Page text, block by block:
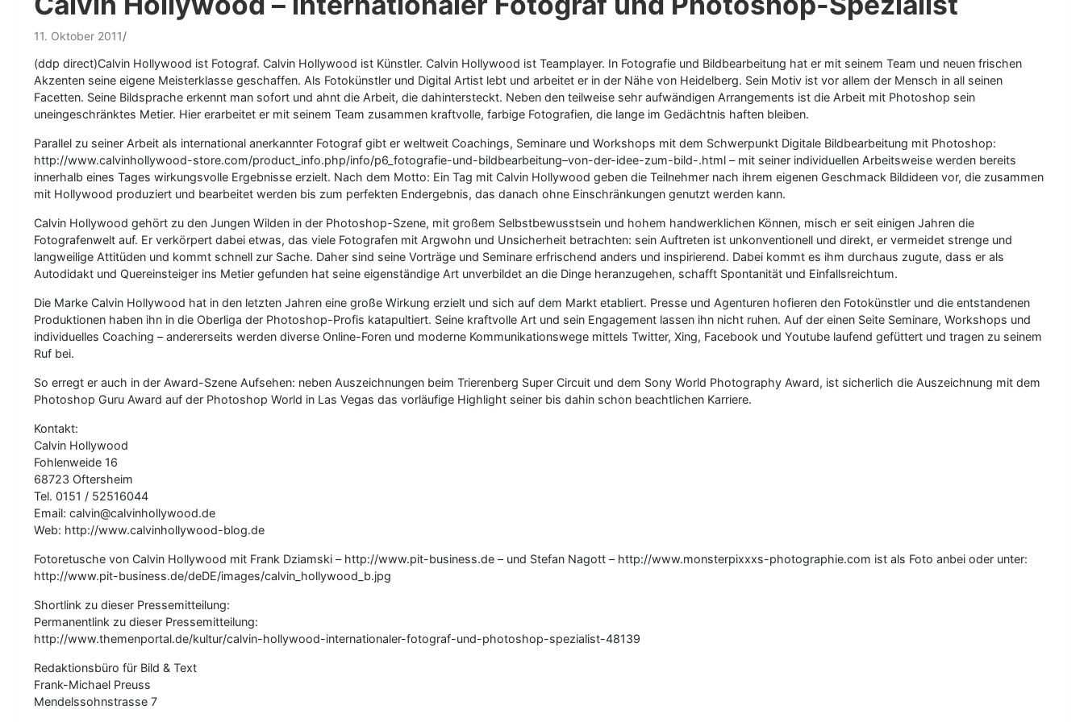
11. Oktober 2011
(ddp direct)Calvin Hollywood ist Fotograf. Calvin Hollywood ist Künstler. Calvin Hollywood ist Teamplayer. In Fotografie und Bildbearbeitung hat er mit seinem Team und neuen frischen
Akzenten seine eigene Meisterklasse geschaffen. Als Fotokünstler und Digital Artist lebt und arbeitet er in der Nähe von Heidelberg. Sein Motiv ist vor allem der Mensch in all seinen
Facetten. Seine Bildsprache erkennt man sofort und ahnt die Arbeit, die dahintersteckt. Neben den teilweise sehr aufwändigen Arrangements ist die Arbeit mit Photoshop sein
uneingeschränktes Metier. Hier erarbeitet er mit seinem Team zusammen kraftvolle, farbige Fotografien, die lange im Gedächtnis haften bleiben.
Parallel zu seiner Arbeit als international anerkannter Fotograf gibt er weltweit Coachings, Seminare und Workshops mit dem Schwerpunkt Digitale Bildbearbeitung mit Photoshop:
http://www.calvinhollywood-store.com/product_info.php/info/p6_fotografie-und-bildbearbeitung–von-der-idee-zum-bild-.html – mit seiner individuellen Arbeitsweise werden bereits
innerhalb eines Tages wirkungsvolle Ergebnisse erzielt. Nach dem Motto: Ein Tag mit Calvin Hollywood geben die Teilnehmer nach ihrem eigenen Geschmack Bildideen vor, die zusammen
mit Hollywood produziert und bearbeitet werden bis zum perfekten Endergebnis, das danach ohne Einschränkungen genutzt werden kann.
Calvin Hollywood gehört zu den Jungen Wilden in der Photoshop-Szene, mit großem Selbstbewusstsein und hohem handwerklichen Können, misch er seit einigen Jahren die
Fotografenwelt auf. Er verkörpert dabei etwas, das viele Fotografen mit Argwohn und Unsicherheit betrachten: sein Auftreten ist unkonventionell und direkt, er vermeidet strenge und
langweilige Attitüden und kommt schnell zur Sache. Daher sind seine Vorträge und Seminare erfrischend anders und inspirierend. Dabei kommt es ihm durchaus zugute, dass er als
Autodidakt und Quereinsteiger ins Metier gefunden hat seine eigenständige Art unverbildet an die Dinge heranzugehen, schafft Spontanität und Einfallsreichtum.
Die Marke Calvin Hollywood hat in den letzten Jahren eine große Wirkung erzielt und sich auf dem Markt etabliert. Presse und Agenturen hofieren den Fotokünstler und die entstandenen
Produktionen haben ihn in die Oberliga der Photoshop-Profis katapultiert. Seine kraftvolle Art und sein Engagement lassen ihn nicht ruhen. Auf der einen Seite Seminare, Workshops und
individuelles Coaching – andererseits werden diverse Online-Foren und moderne Kommunikationswege mittels Twitter, Xing, Facebook und Youtube laufend gefüttert und tragen zu seinem
Ruf bei.
So erregt er auch in der Award-Szene Aufsehen: neben Auszeichnungen beim Trierenberg Super Circuit und dem Sony World Photography Award, ist sicherlich die Auszeichnung mit dem
Photoshop Guru Award auf der Photoshop World in Las Vegas das vorläufige Highlight seiner bis dahin schon beachtlichen Karriere.
Kontakt:
Calvin Hollywood
Fohlenweide 16
68723 Oftersheim
Tel. 0151 / 52516044
Email: calvin@calvinhollywood.de
Web: http://www.calvinhollywood-blog.de
Fotoretusche von Calvin Hollywood mit Frank Dziamski – http://www.pit-business.de – und Stefan Nagott – http://www.monsterpixxxs-photographie.com ist als Foto anbei oder unter:
http://www.pit-business.de/deDE/images/calvin_hollywood_b.jpg
Shortlink zu dieser Pressemitteilung:
Permanentlink zu dieser Pressemitteilung:
http://www.themenportal.de/kultur/calvin-hollywood-internationaler-fotograf-und-photoshop-spezialist-48139
Redaktionsbüro für Bild & Text
Frank-Michael Preuss
Mendelssohnstrasse 7